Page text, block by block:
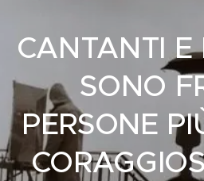
CANTANTI E
SONO
PERSONE